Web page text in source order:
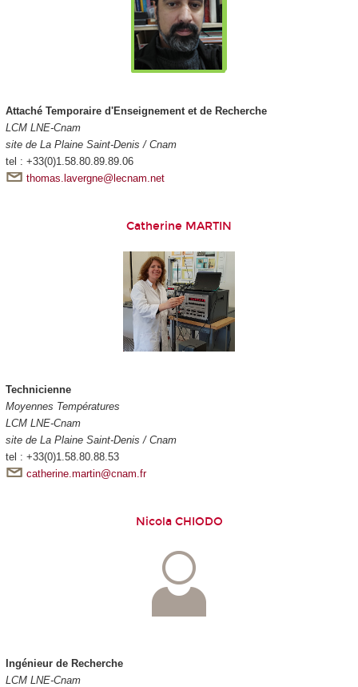
Attaché Temporaire d'Enseignement et de Recherche
LCM LNE-Cnam
site de La Plaine Saint-Denis / Cnam
tel : +33(0)1.58.80.89.89.06
thomas.lavergne@lecnam.net
Catherine MARTIN
Technicienne
Moyennes Températures
LCM LNE-Cnam
site de La Plaine Saint-Denis / Cnam
tel : +33(0)1.58.80.88.53
catherine.martin@cnam.fr
Nicola CHIODO
Ingénieur de Recherche
LCM LNE-Cnam